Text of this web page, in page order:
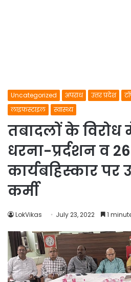
Uncategorized अपराध उत्तर प्रदेश
लाइफस्टाइल
स्वास्थ्य
तबादलों के विरोध
धरना-प्रर्दशन व
कार्यबहिस्कार पर
कर्मी
LokVikas July 23, 2022 1